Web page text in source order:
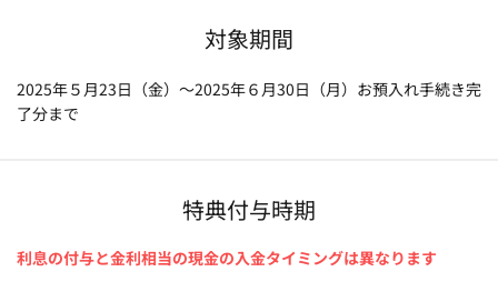
対象期間
2025年５月23日（金）～2025年６月30日（月）お預入れ手続き完
了分まで
特典付与時期
利息の付与と金利相当の現金の入金タイミングは異なります